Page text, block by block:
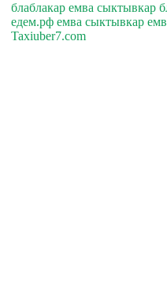
блаблакар емва сыктывкар
едем.рф емва сыктывкар
Taxiuber7.com